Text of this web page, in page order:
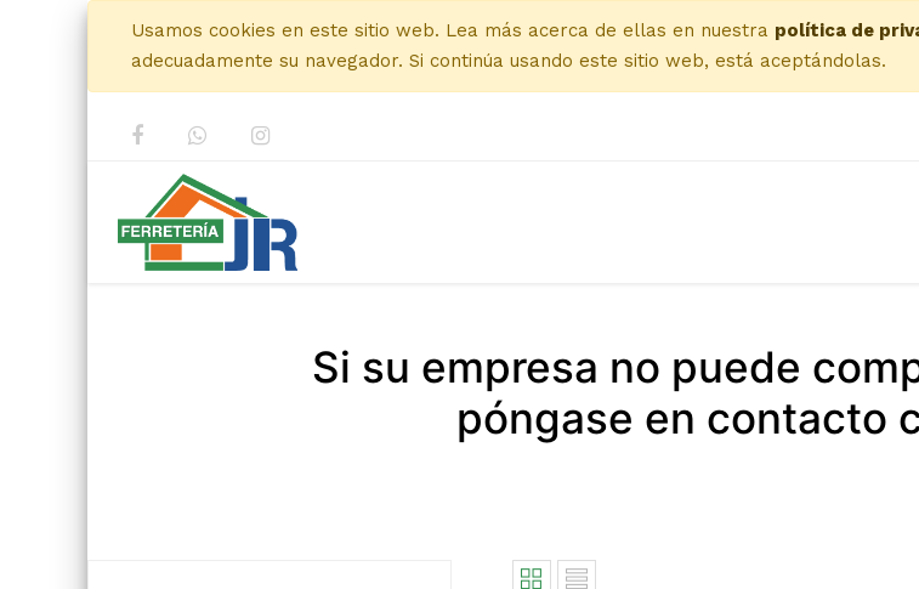
Usamos cookies en este sitio web. Lea más acerca de ellas en nuestra política de
adecuadamente su navegador. Si continúa usando este sitio web, está aceptándolas.
Si su empresa no puede
póngase en contacto